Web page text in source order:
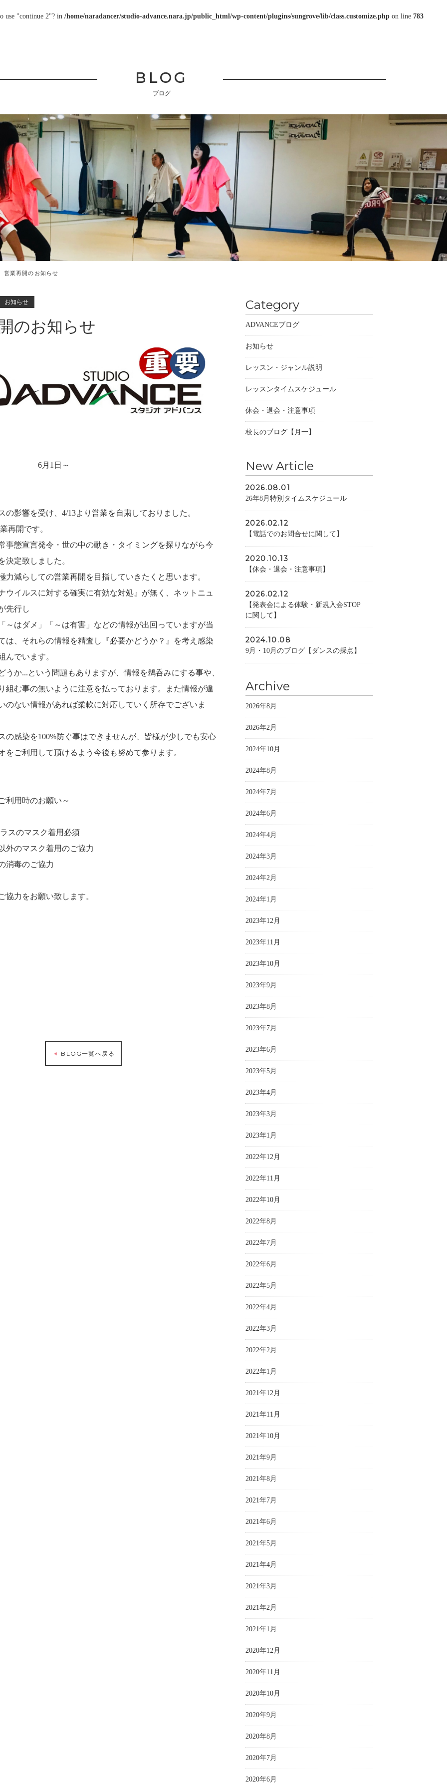
use "continue 2"? in /home/naradancer/studio-advance.nara.jp/public_html/wp-content/plugins/sungrove/lib/class.customize.php on line 783
BLOG
ブログ
営業再開のお知らせ
お知らせ
のお知らせ
： 6月1日～
の影響を受け、4/13より営業を自粛しておりました。
再開です。
事態宣言発令・世の中の動き・タイミングを探りながら今
決定致しました。
力減らしての営業再開を目指していきたくと思います。
ウイルスに対する確実に有効な対処』が無く、ネットニュ
先行し
～はダメ」「～は有害」などの情報が出回っていますが当
は、それらの情報を精査し『必要かどうか？』を考え感染
んでいます。
うか...という問題もありますが、情報を鵜呑みにする事や、
組む事の無いように注意を払っております。また情報が違
のない情報があれば柔軟に対応していく所存でございま
の感染を100%防ぐ事はできませんが、皆様が少しでも安心
をご利用して頂けるよう今後も努めて参ります。
利用時のお願い～
スのマスク着用必須
外のマスク着用のご協力
消毒のご協力
協力をお願い致します。
BLOG一覧へ戻る
Category
ADVANCEブログ
お知らせ
レッスン・ジャンル説明
レッスンタイムスケジュール
休会・退会・注意事項
校長のブログ【月一】
New Article
2026.08.01
26年8月特別タイムスケジュール
2026.02.12
【電話でのお問合せに関して】
2020.10.13
【休会・退会・注意事項】
2026.02.12
【発表会による体験・新規入会STOP
に関して】
2024.10.08
9月・10月のブログ【ダンスの採点】
Archive
2026年8月
2026年2月
2024年10月
2024年8月
2024年7月
2024年6月
2024年4月
2024年3月
2024年2月
2024年1月
2023年12月
2023年11月
2023年10月
2023年9月
2023年8月
2023年7月
2023年6月
2023年5月
2023年4月
2023年3月
2023年1月
2022年12月
2022年11月
2022年10月
2022年8月
2022年7月
2022年6月
2022年5月
2022年4月
2022年3月
2022年2月
2022年1月
2021年12月
2021年11月
2021年10月
2021年9月
2021年8月
2021年7月
2021年6月
2021年5月
2021年4月
2021年3月
2021年2月
2021年1月
2020年12月
2020年11月
2020年10月
2020年9月
2020年8月
2020年7月
2020年6月